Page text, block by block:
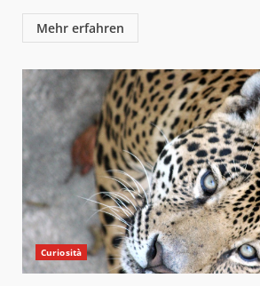
Mehr erfahren
Curiosità